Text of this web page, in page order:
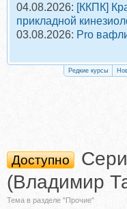
04.08.2026: [ККПК]
прикладной
03.08.2026: Pro
Редкие курсы
Доступно
(Владимир
Тема в разделе "Прочие"